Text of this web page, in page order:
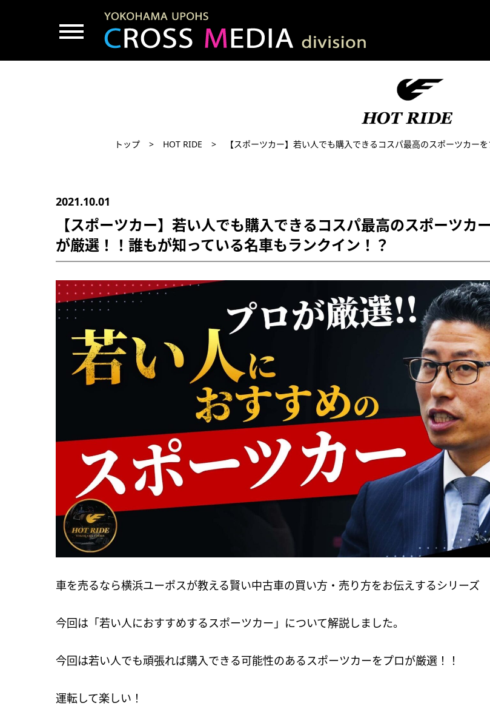
トップ HOT RIDE 【スポーツカー】若い人でも購入できるコスパ最高のスポーツカー
2021.10.01
【スポーツカー】若い人でも購入できるコスパ最高のスポーツカ
が厳選！！誰もが知っている名車もランクイン！？
車を売るなら横浜ユーポスが教える賢い中古車の買い方・売り方をお伝えするシリーズ
今回は「若い人におすすめするスポーツカー」について解説しました。
今回は若い人でも頑張れば購入できる可能性のあるスポーツカーをプロが厳選！！
運転して楽しい！